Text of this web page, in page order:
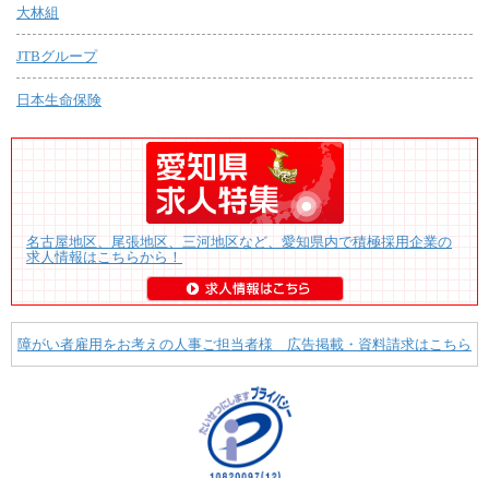
大林組
JTBグループ
日本生命保険
名古屋地区、尾張地区、三河地区など、愛知県内で積極採用企業の
求人情報はこちらから！
障がい者雇用をお考えの人事ご担当者様 広告掲載・資料請求はこちら